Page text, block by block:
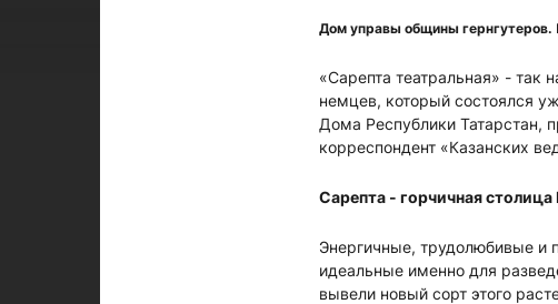
Дом управы общины гернгутеров.
«Сарепта театральная» - так
немцев, который состоялся
Дома Республики Татарстан,
корреспондент «Казанских
Сарепта - горчичная столица
Энергичные, трудолюбивые и
идеальные именно для
вывели новый сорт этого